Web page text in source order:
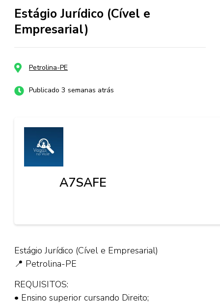
Estágio Jurídico (Cível e
Empresarial)
Petrolina-PE
Publicado 3 semanas atrás
A7SAFE
Estágio Jurídico (Cível e Empresarial)
📍 Petrolina-PE
REQUISITOS:
• Ensino superior cursando Direito;